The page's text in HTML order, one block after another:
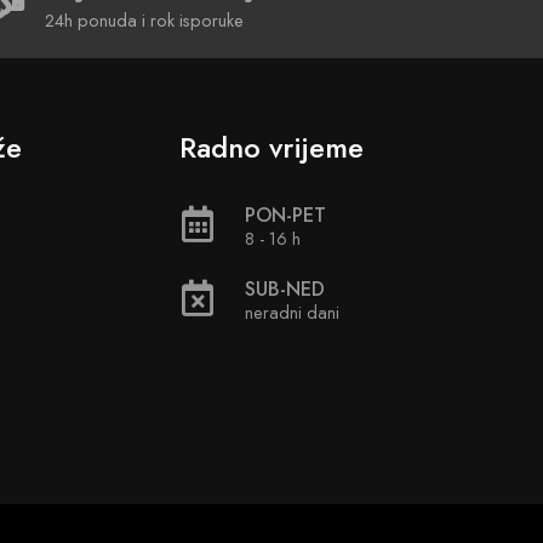
24h ponuda i rok isporuke
Radno vrijeme
PON-PET
8 - 16 h
SUB-NED
neradni dani